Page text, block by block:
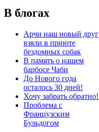
В блогах
Арчи наш новый друг
взяли в приюте
бездомных собак
В память о нашем
барбосе Чаби
До Нового года
осталось 30 дней!
Хочу забрать обратно!
Проблема с
Французским
Бульдогом